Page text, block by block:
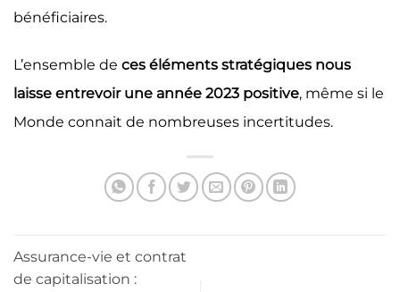
bénéficiaires.
L’ensemble de ces éléments stratégiques nous
laisse entrevoir une année 2023 positive, même si le
Monde connait de nombreuses incertitudes.
Assurance-vie et contrat
de capitalisation :